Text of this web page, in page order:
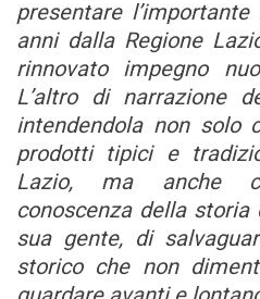
presentare
anni dalla Regione
rinnovato impegno
L’altro di narrazione
intendendola non solo
prodotti tipici e
Lazio, ma anche
conoscenza della
sua gente, di
storico che non